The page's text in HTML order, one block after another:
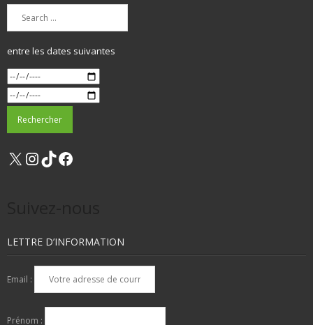
entre les dates suivantes
X Instagram
TikTok
LETTRE D’INFORMATION
Email :
Prénom :